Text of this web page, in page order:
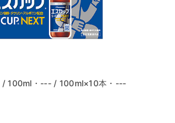
/100ml ・---/ 100ml×10本 ・---